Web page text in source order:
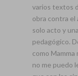
varios textos
obra contra el
solo acto y
pedagógico.
como Mamma
no me puedo